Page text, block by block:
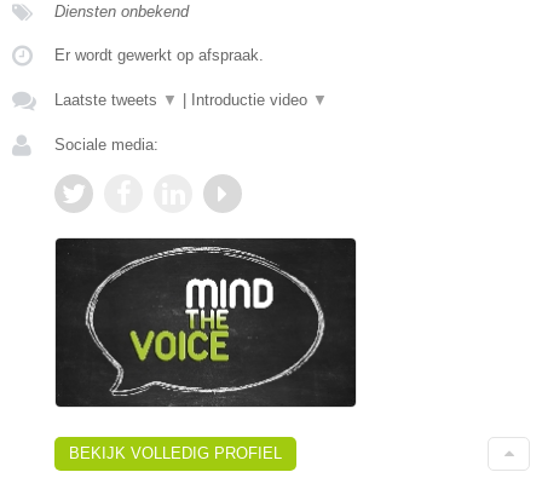
Diensten onbekend
Er wordt gewerkt op afspraak.
Laatste tweets ▼ | Introductie video ▼
Sociale media:
BEKIJK VOLLEDIG PROFIEL